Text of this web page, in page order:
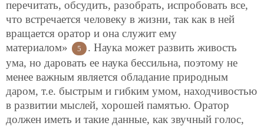
перечитать, обсудить, разобрать, испробовать все,
что встречается человеку в жизни, так как в ней
вращается оратор и она служит ему
материалом»
5
. Наука может развить живость
ума, но даровать ее наука бессильна, поэтому не
менее важным является обладание природным
даром, т.е. быстрым и гибким умом, находчивостью
в развитии мыслей, хорошей памятью. Оратор
должен иметь и такие данные, как звучный голос,